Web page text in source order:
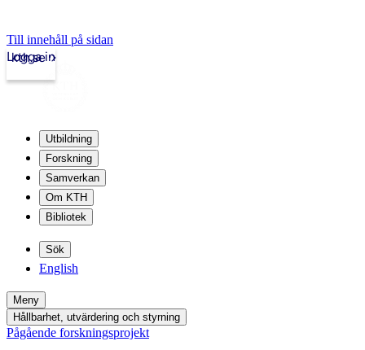
Till innehåll på sidan
kth.se
Logga in
Utbildning
Forskning
Samverkan
Om KTH
Bibliotek
Sök
English
Meny
Hållbarhet, utvärdering och styrning
Pågående forskningsprojekt